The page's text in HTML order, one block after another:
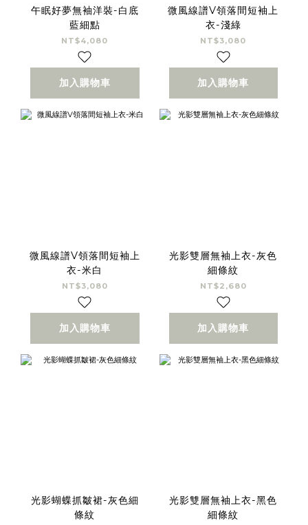
午眠好夢無袖洋裝-白底
藍細點
NT$4,080
加入購物車
微風線譜V領落間短袖上
衣-淺綠
NT$3,080
加入購物車
微風線譜V領落間短袖上
衣-米白
NT$3,080
加入購物車
光影雙層無袖上衣-灰色
細條紋
NT$2,680
加入購物車
光影蝴蝶抓皺裙-灰色細
條紋
光影雙層無袖上衣-黑色
細條紋